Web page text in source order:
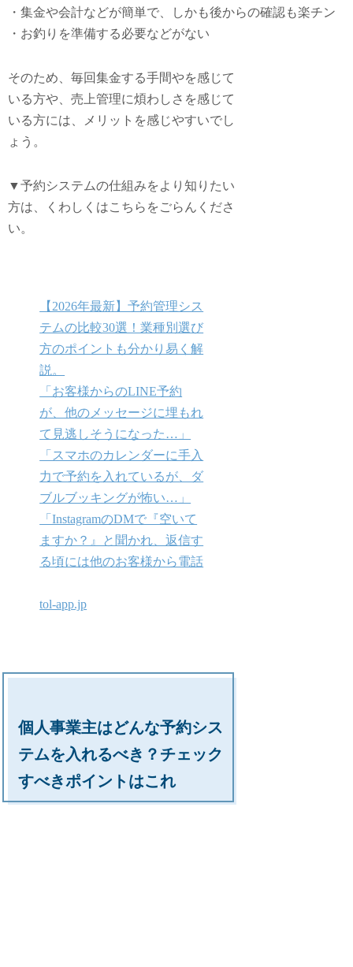
・集金や会計などが簡単で、しかも後からの確認も楽チン
・お釣りを準備する必要などがない
そのため、毎回集金する手間やを感じて
いる方や、売上管理に煩わしさを感じて
いる方には、メリットを感じやすいでし
ょう。
▼予約システムの仕組みをより知りたい
方は、くわしくはこちらをごらんくださ
い。
【2026年最新】予約管理シス
テムの比較30選！業種別選び
方のポイントも分かり易く解
説。
「お客様からのLINE予約
が、他のメッセージに埋もれ
て見逃しそうになった…」
「スマホのカレンダーに手入
力で予約を入れているが、ダ
ブルブッキングが怖い…」
「InstagramのDMで『空いて
ますか？』と聞かれ、返信す
る頃には他のお客様から電話
tol-app.jp
個人事業主はどんな予約シス
テムを入れるべき？チェック
すべきポイントはこれ